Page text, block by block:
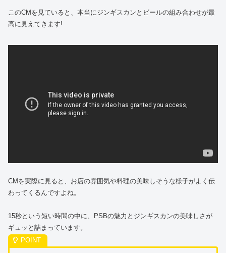
このCMを見ていると、本当にジンギスカンとビールの組み合わせが最
高に見えてきます!
CMを実際に見ると、お店の雰囲気や料理の美味しそうな様子がよく伝
わってくるんですよね。
15秒という短い時間の中に、PSBの魅力とジンギスカンの美味しさが
ギュッと詰まっています。